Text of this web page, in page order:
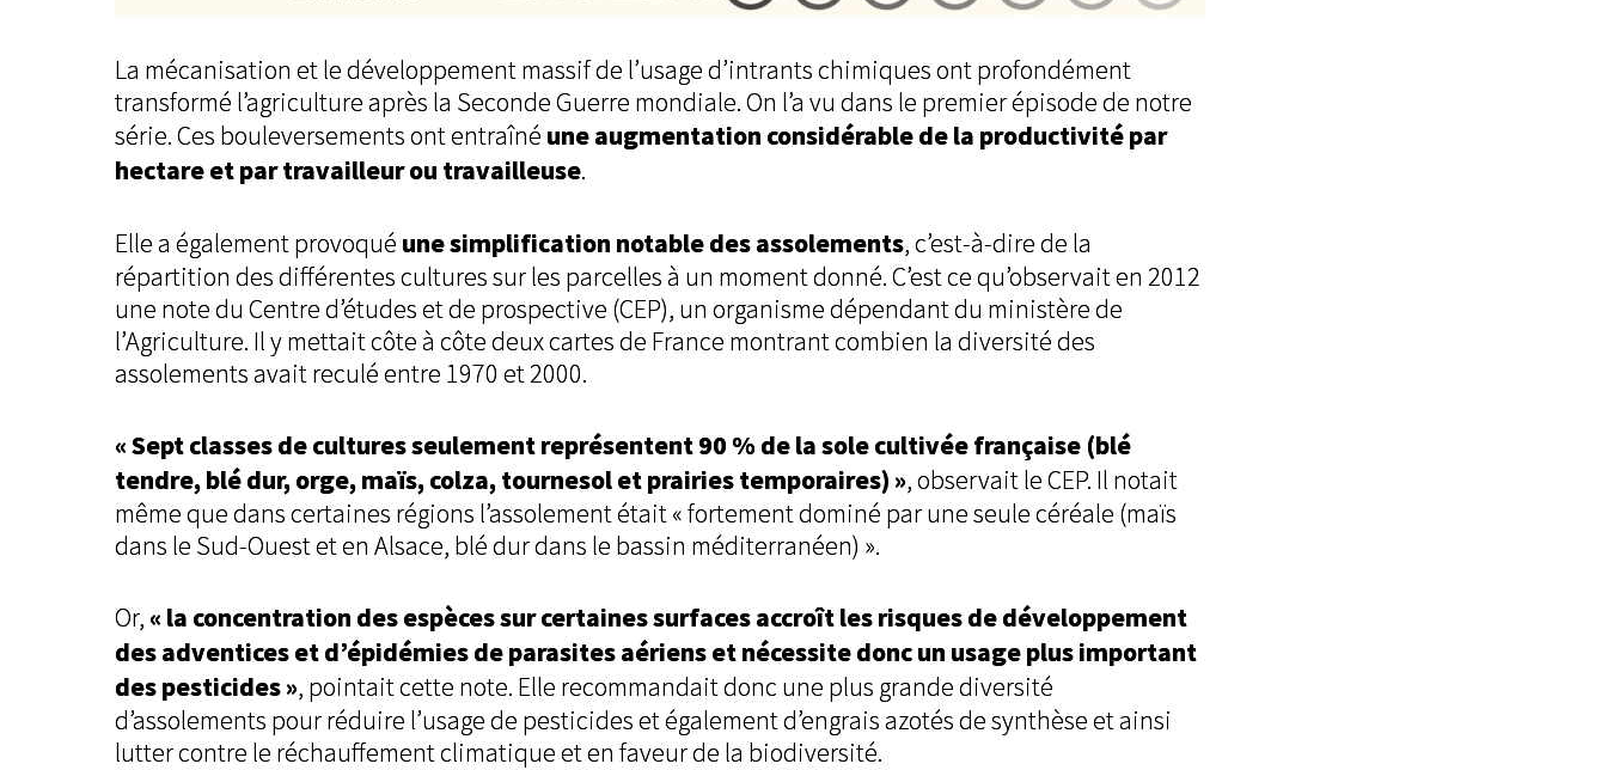
La mécanisation et le développement massif de l’usage d’intrants chimiques ont profondément
transformé l’agriculture après la Seconde Guerre mondiale. On l’a vu dans le premier épisode de notre
série. Ces bouleversements ont entraîné une augmentation considérable de la productivité par
hectare et par travailleur ou travailleuse.
Elle a également provoqué une simplification notable des assolements, c’est-à-dire de la
répartition des différentes cultures sur les parcelles à un moment donné. C’est ce qu’observait en 2012
une note du Centre d’études et de prospective (CEP), un organisme dépendant du ministère de
l’Agriculture. Il y mettait côte à côte deux cartes de France montrant combien la diversité des
assolements avait reculé entre 1970 et 2000.
« Sept classes de cultures seulement représentent 90 % de la sole cultivée française (blé
tendre, blé dur, orge, maïs, colza, tournesol et prairies temporaires) », observait le CEP. Il notait
même que dans certaines régions l’assolement était « fortement dominé par une seule céréale (maïs
dans le Sud-Ouest et en Alsace, blé dur dans le bassin méditerranéen) ».
Or, « la concentration des espèces sur certaines surfaces accroît les risques de développement
des adventices et d’épidémies de parasites aériens et nécessite donc un usage plus important
des pesticides », pointait cette note. Elle recommandait donc une plus grande diversité
d’assolements pour réduire l’usage de pesticides et également d’engrais azotés de synthèse et ainsi
lutter contre le réchauffement climatique et en faveur de la biodiversité.